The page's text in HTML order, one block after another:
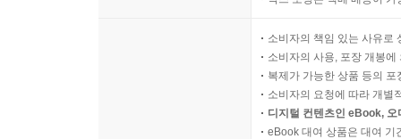
소비자의 책임 있는 사유로
소비자의 사용, 포장 개봉
복제가 가능한 상품 등의
소비자의 요청에 따라 개별
디지털 컨텐츠인 eBook,
eBook 대여 상품은 대여 기